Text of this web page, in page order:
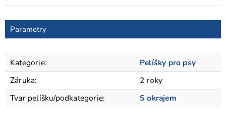
Parametry
Kategorie:
Pelíšky pro psy
Záruka:
2 roky
Tvar pelíšku/podkategorie: S okrajem